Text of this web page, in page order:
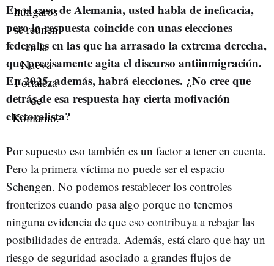
En el caso de Alemania, usted habla de ineficacia,
pero la respuesta coincide con unas elecciones
federales en las que ha arrasado la extrema derecha,
que precisamente agita el discurso antiinmigración.
En 2025, además, habrá elecciones. ¿No cree que
detrás de esa respuesta hay cierta motivación
electoralista?
Por supuesto eso también es un factor a tener en cuenta.
Pero la primera víctima no puede ser el espacio
Schengen. No podemos restablecer los controles
fronterizos cuando pasa algo porque no tenemos
ninguna evidencia de que eso contribuya a rebajar las
posibilidades de entrada. Además, está claro que hay un
riesgo de seguridad asociado a grandes flujos de